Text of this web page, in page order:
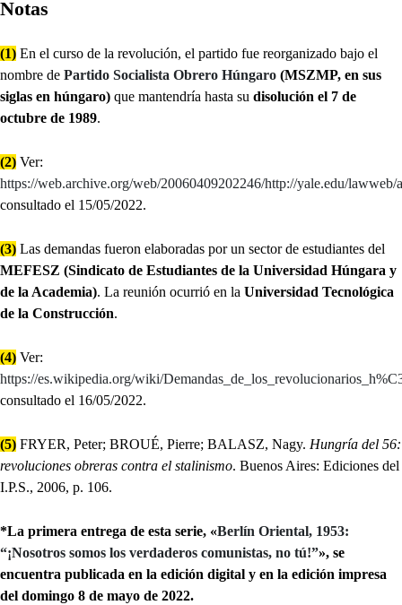
Notas
(1) En el curso de la revolución, el partido fue reorganizado bajo el
nombre de Partido Socialista Obrero Húngaro (MSZMP, en sus
siglas en húngaro) que mantendría hasta su disolución el 7 de
octubre de 1989.
(2) Ver:
https://web.archive.org/web/20060409202246/http://yale.edu/
consultado el 15/05/2022.
(3) Las demandas fueron elaboradas por un sector de estudiantes del
MEFESZ (Sindicato de Estudiantes de la Universidad Húngara y
de la Academia). La reunión ocurrió en la Universidad Tecnológica
de la Construcción.
(4) Ver:
https://es.wikipedia.org/wiki/
consultado el 16/05/2022.
(5) FRYER, Peter; BROUÉ, Pierre; BALASZ, Nagy. Hungría del 56:
revoluciones obreras contra el stalinismo. Buenos Aires: Ediciones del
I.P.S., 2006, p. 106.
*La primera entrega de esta serie, «Berlín Oriental, 1953:
“¡Nosotros somos los verdaderos comunistas, no tú!”», se
encuentra publicada en la edición digital y en la edición impresa
del domingo 8 de mayo de 2022.